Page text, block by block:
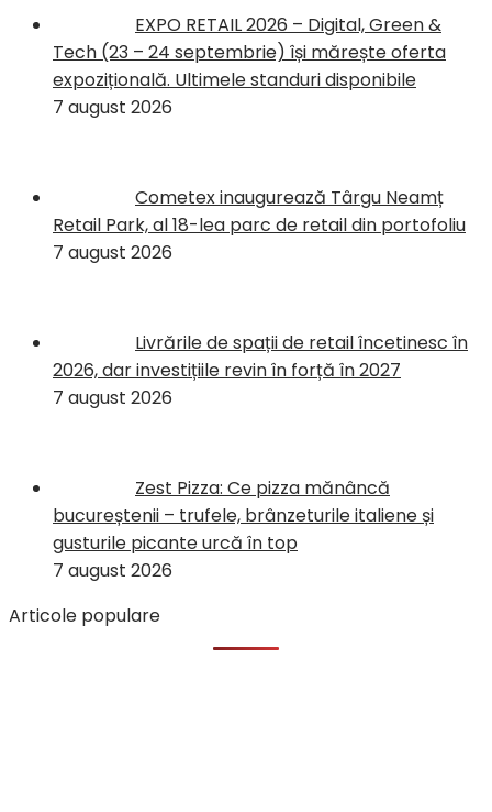
EXPO RETAIL 2026 – Digital, Green &
Tech (23 – 24 septembrie) își mărește oferta
expozițională. Ultimele standuri disponibile
7 august 2026
Cometex inaugurează Târgu Neamț
Retail Park, al 18-lea parc de retail din portofoliu
7 august 2026
Livrările de spații de retail încetinesc în
2026, dar investițiile revin în forță în 2027
7 august 2026
Zest Pizza: Ce pizza mănâncă
bucureștenii – trufele, brânzeturile italiene și
gusturile picante urcă în top
7 august 2026
Articole populare